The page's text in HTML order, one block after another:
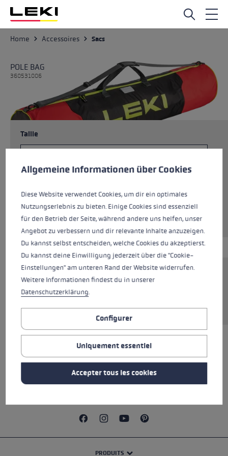
Passer au contenu principal
Home Accessoires Sacs
POLE BAG
360531006
Taille
Le sac à bâtons LEKI Racing est la solution
parfaite pour ranger et transporter les bâtons
TOUTES LES CARACTÉRISTIQUES
CONSIGNES DE SÉCURITÉ
PRODUITS
Préférences en matière de cookies
Allgemeine Informationen über Cookies
Diese Website verwendet Cookies, um dir ein optimales
Nutzungserlebnis zu bieten. Einige Cookies sind essenziell
für den Betrieb der Seite, während andere uns helfen, unser
Angebot zu verbessern und dir relevante Inhalte anzuzeigen.
Du kannst selbst entscheiden, welche Cookies du akzeptierst.
Du kannst deine Einwilligung jederzeit über die "Cookie-
Einstellungen" am unteren Rand der Website widerrufen.
Weitere Informationen findest du in unserer
Datenschutzerklärung.
Configurer
Uniquement essentiel
Accepter tous les cookies